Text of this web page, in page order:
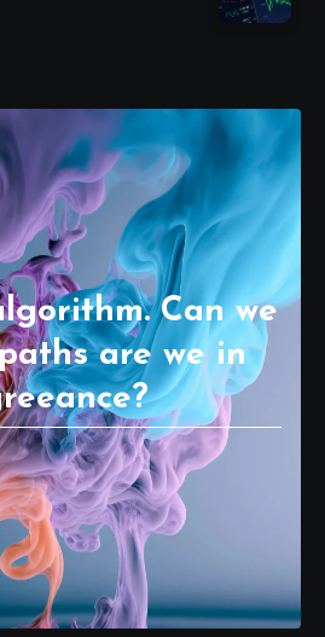
Can we
are we in